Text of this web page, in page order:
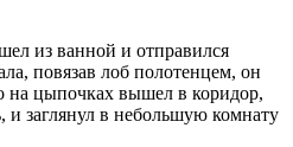
из ванной и отправился
повязав лоб полотенцем, он
на цыпочках вышел в коридор,
и заглянул в небольшую комнату